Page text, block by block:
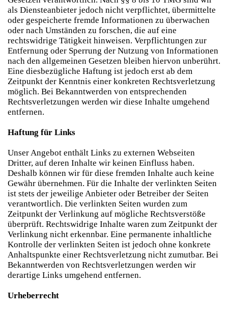
als Diensteanbieter jedoch nicht verpflichtet, übermittelte
oder gespeicherte fremde Informationen zu überwachen
oder nach Umständen zu forschen, die auf eine
rechtswidrige Tätigkeit hinweisen. Verpflichtungen zur
Entfernung oder Sperrung der Nutzung von Informationen
nach den allgemeinen Gesetzen bleiben hiervon unberührt.
Eine diesbezügliche Haftung ist jedoch erst ab dem
Zeitpunkt der Kenntnis einer konkreten Rechtsverletzung
möglich. Bei Bekanntwerden von entsprechenden
Rechtsverletzungen werden wir diese Inhalte umgehend
entfernen.
Haftung für Links
Unser Angebot enthält Links zu externen Webseiten
Dritter, auf deren Inhalte wir keinen Einfluss haben.
Deshalb können wir für diese fremden Inhalte auch keine
Gewähr übernehmen. Für die Inhalte der verlinkten Seiten
ist stets der jeweilige Anbieter oder Betreiber der Seiten
verantwortlich. Die verlinkten Seiten wurden zum
Zeitpunkt der Verlinkung auf mögliche Rechtsverstöße
überprüft. Rechtswidrige Inhalte waren zum Zeitpunkt der
Verlinkung nicht erkennbar. Eine permanente inhaltliche
Kontrolle der verlinkten Seiten ist jedoch ohne konkrete
Anhaltspunkte einer Rechtsverletzung nicht zumutbar. Bei
Bekanntwerden von Rechtsverletzungen werden wir
derartige Links umgehend entfernen.
Urheberrecht